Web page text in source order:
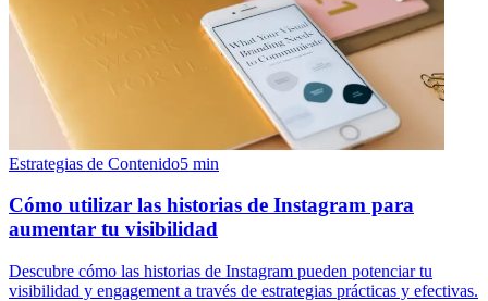
Estrategias de Contenido5 min
Cómo utilizar las historias de Instagram para
aumentar tu visibilidad
Descubre cómo las historias de Instagram pueden potenciar tu
visibilidad y engagement a través de estrategias prácticas y efectivas.